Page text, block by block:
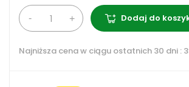
Dodaj do
Najniższa cena w ciągu ostatnich 30 dni :